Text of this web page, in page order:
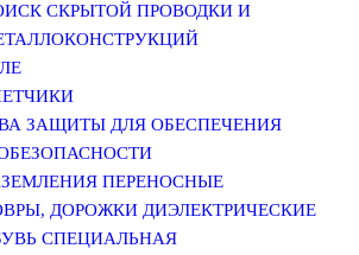
СКРЫТОЙ ПРОВОДКИ И
ЗАЩИТЫ ДЛЯ ОБЕСПЕЧЕНИЯ
ПЕРЕНОСНЫЕ
ДОРОЖКИ ДИЭЛЕКТРИЧЕСКИЕ
СПЕЦИАЛЬНАЯ